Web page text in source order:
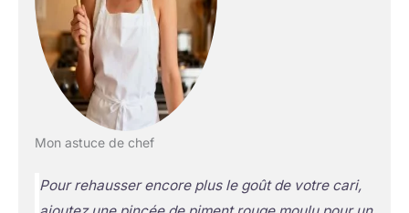
Mon astuce de chef
Pour rehausser encore plus le goût de votre cari,